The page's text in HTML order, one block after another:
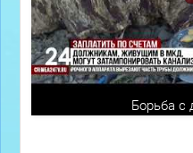
Борьба с